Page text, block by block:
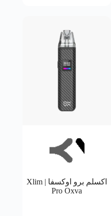
اكسلم برو اوكسفا | Xlim
Pro Oxva